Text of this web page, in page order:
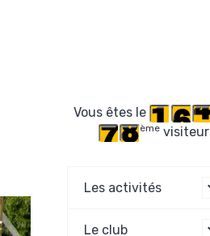
Vous êtes le
èmevisiteur
Les activités
Le club